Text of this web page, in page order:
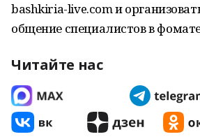
bashkiria-live.com и
общение специалистов в
Читайте нас